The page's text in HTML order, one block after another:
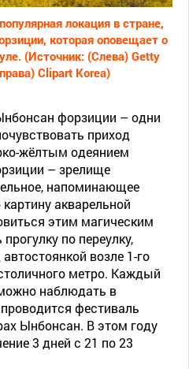
локация в стране,
которая оповещает о
(Источник: (Слева) Getty
Clipart Korea)
форзиции – одни
приход
жёлтым одеянием
– зрелище
напоминающее
акварельной
этим магическим
по переулку,
возле 1-го
метро. Каждый
наблюдать в
фестиваль
Ынбонсан. В этом году
3 дней с 21 по 23